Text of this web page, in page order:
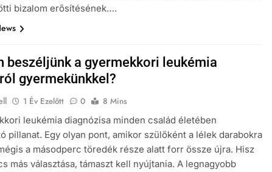
bizalom erősítésének….
beszéljünk a gyermekkori leukémia
gyermekünkkel?
1 Év Ezelőtt 0
8 Mins
leukémia diagnózisa minden család életében
pillanat. Egy olyan pont, amikor szülőként a lélek darabokra
a másodperc töredék része alatt forr össze újra. Hisz
más választása, támaszt kell nyújtania. A legnagyobb
CSALÁD-GYEREK-KAPCSOLATOK
ÉRDEKESSÉGEK